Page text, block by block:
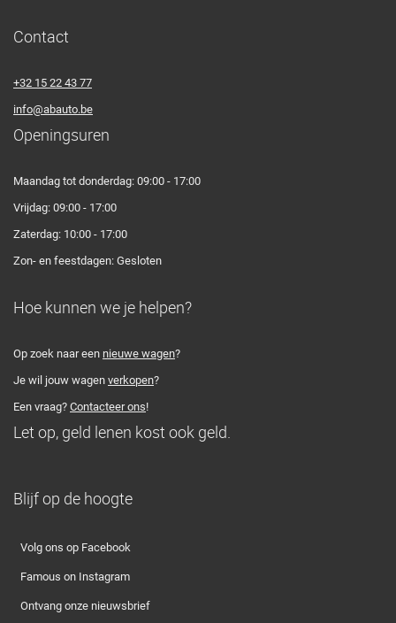
Contact
+32 15 22 43 77
info@abauto.be
Openingsuren
Maandag tot donderdag: 09:00 - 17:00
Vrijdag: 09:00 - 17:00
Zaterdag: 10:00 - 17:00
Zon- en feestdagen: Gesloten
Hoe kunnen we je helpen?
Op zoek naar een nieuwe wagen?
Je wil jouw wagen verkopen?
Een vraag? Contacteer ons!
Let op, geld lenen kost ook geld.
Blijf op de hoogte
Volg ons op Facebook
Famous on Instagram
Ontvang onze nieuwsbrief